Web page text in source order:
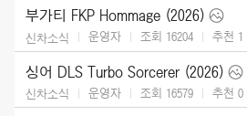
부가티 FKP Hommage (2026)
신차소식 운영자 조회 16204 추천 1
싱어 DLS Turbo Sorcerer (2026)
신차소식 운영자 조회 16579 추천 0